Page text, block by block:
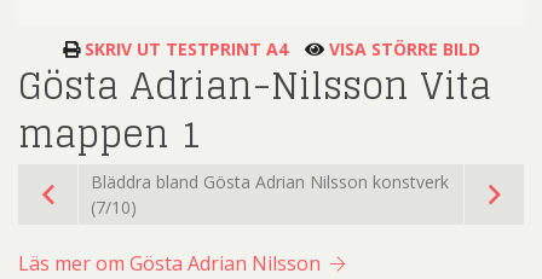
SKRIV UT TESTPRINT A4 VISA STÖRRE BILD
Gösta Adrian-Nilsson Vita
mappen 1
Bläddra bland Gösta Adrian Nilsson konstverk
(7/10)
Läs mer om Gösta Adrian Nilsson